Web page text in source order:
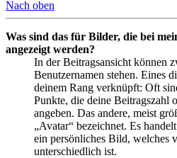
Nach oben
Was sind das für Bilder, die bei
angezeigt werden?
In der Beitragsansicht können
Benutzernamen stehen. Eines
deinem Rang verknüpft: Oft
Punkte, die deine Beitragszahl
angeben. Das andere, meist
„Avatar“ bezeichnet. Es
ein persönliches Bild, welches
unterschiedlich ist.